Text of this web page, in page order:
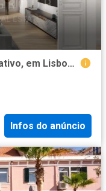
Apartamento T3 com jardim privativo, em Lisboa 0m² Santa Maria Maior
Infos do anúncio